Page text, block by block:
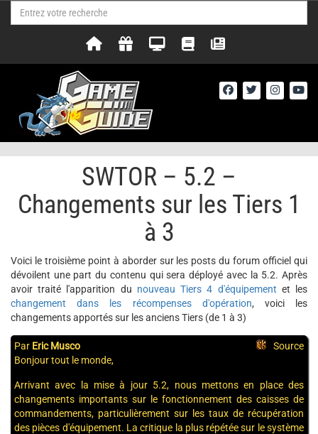
SWTOR – 5.2 –
Changements sur les Tiers 1
à 3
Voici le troisième point à aborder sur les posts du forum officiel qui
dévoilent une part du contenu qui sera déployé avec la 5.2. Après
avoir traité l'apparition du nouveau Tiers 4 d'équipement et les
changement dans les récompenses d'opération, voici les
changements apportés sur les anciens Tiers (de 1 à 3)
Par Eric Musco
Source
Bonjour tout le monde,
Arrivant avec la mise à jour 5.2, nous mettons en place des
changements importants sur le fonctionnement des caisses de
commandements, particulièrement sur les taux de récupération
des pièces d'équipement. La critique la plus répétée sur le système